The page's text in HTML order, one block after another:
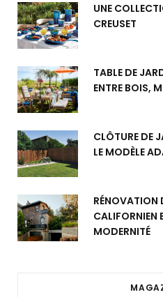
UNE
CREUSET
TABLE DE
ENTRE BOIS,
CLÔTURE DE
LE MODÈLE
RÉNOVATION
CALIFORNIEN
MODERNITÉ